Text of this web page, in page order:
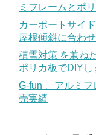
ミフレームとポ
カーポートサイ
屋根傾斜に合わ
積雪対策 を兼ね
ポリカ板でDIYし
G-fun 、アルミ
売実績